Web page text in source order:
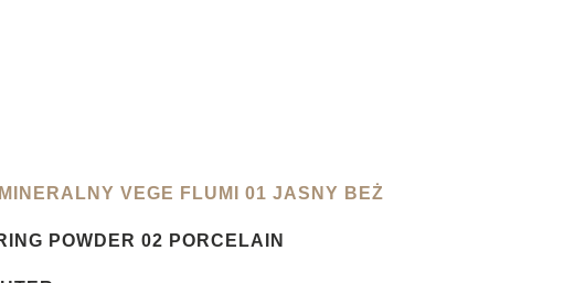
VEGE FLUMI 01 JASNY BEŻ
POWDER 02 PORCELAIN